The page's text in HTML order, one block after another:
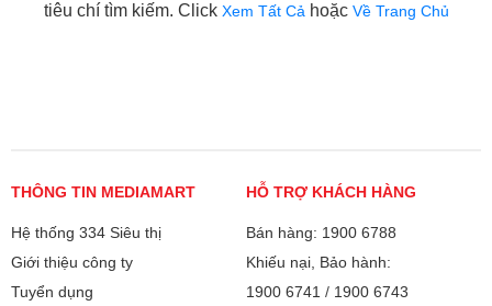
tiêu chí tìm kiếm. Click Xem Tất Cả hoặc Về Trang Chủ
THÔNG TIN MEDIAMART
Hệ thống 334 Siêu thị
Giới thiệu công ty
Tuyển dụng
HỖ TRỢ KHÁCH HÀNG
Bán hàng: 1900 6788
Khiếu nại, Bảo hành:
1900 6741 / 1900 6743